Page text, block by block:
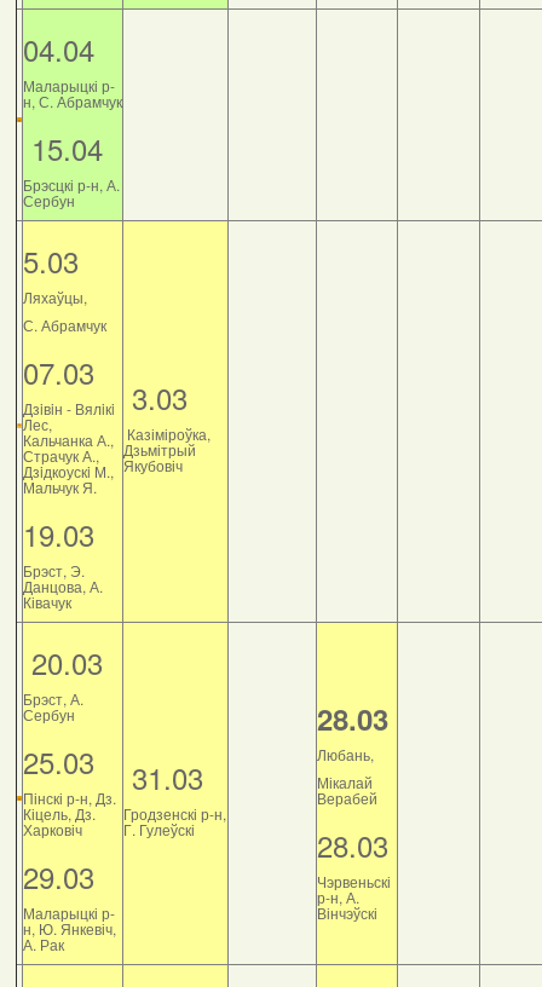
04.04
Маларыцкі р-
н, С. Абрамчук
15.04
Брэсцкі р-н, А.
Сербун
5.03
Ляхаўцы,
С. Абрамчук
07.03
Дзiвiн - Вялiкi
Лес,
Кальчанка А.,
Страчук А.,
Дзiдкоускi М.,
Мальчук Я.
19.03
Брэст, Э.
Данцова, А.
Ківачук
3.03
Казіміроўка,
Дзьмітрый
Якубовіч
20.03
Брэст, А.
Сербун
25.03
Пінскі р-н, Дз.
Кіцель, Дз.
Харковіч
29.03
Маларыцкі р-
н, Ю. Янкевіч,
А. Рак
31.03
Гродзенскі р-н,
Г. Гулеўскі
28.03
Любань,
Мікалай
Верабей
28.03
Чэрвеньскі
р-н, А.
Вінчэўскі